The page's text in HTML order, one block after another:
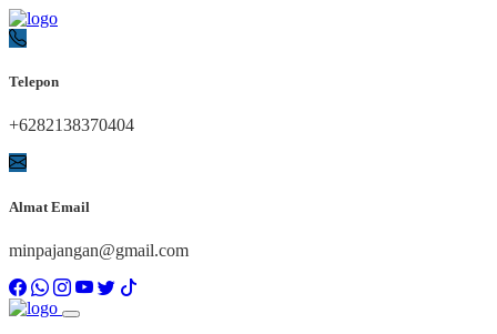
Telepon
+6282138370404
Almat Email
minpajangan@gmail.com